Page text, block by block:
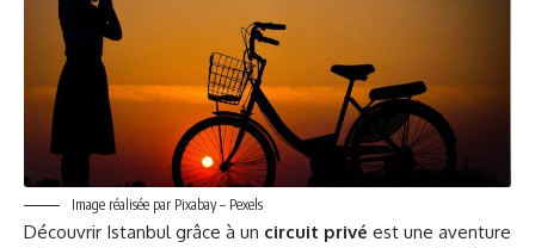
Image réalisée par Pixabay – Pexels
Découvrir Istanbul grâce à un circuit privé est une aventure